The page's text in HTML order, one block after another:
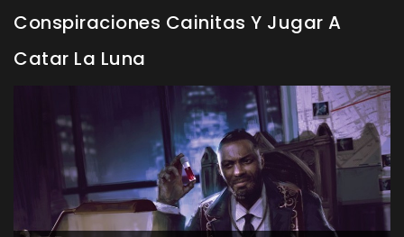
Conspiraciones Cainitas Y Jugar A
Catar La Luna